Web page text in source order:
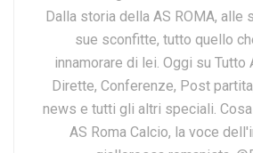
Dalla storia della AS ROMA, alle
sue sconfitte, tutto quello
innamorare di lei. Oggi su Tutto
Dirette, Conferenze, Post
news e tutti gli altri speciali.
AS Roma Calcio, la voce